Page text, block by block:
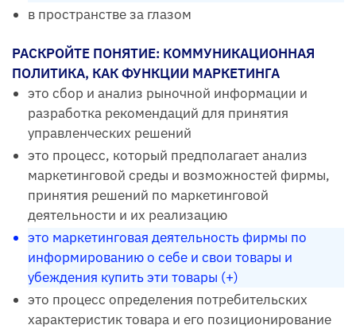
в пространстве за глазом
РАСКРОЙТЕ ПОНЯТИЕ: КОММУНИКАЦИОННАЯ
ПОЛИТИКА, КАК ФУНКЦИИ МАРКЕТИНГА
это сбор и анализ рыночной информации и
разработка рекомендаций для принятия
управленческих решений
это процесс, который предполагает анализ
маркетинговой среды и возможностей фирмы,
принятия решений по маркетинговой
деятельности и их реализацию
это маркетинговая деятельность фирмы по
информированию о себе и свои товары и
убеждения купить эти товары (+)
это процесс определения потребительских
характеристик товара и его позиционирование